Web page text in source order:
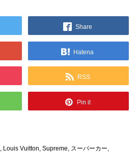
Share
Hatena
RSS
Pin it
, Louis Vuitton, Supreme, スーパーカー,